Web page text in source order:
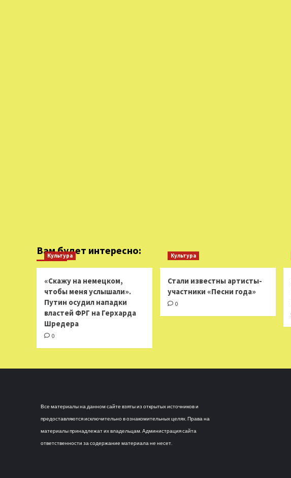
Вам будет интересно:
Культура
«Скажу на немецком,
чтобы меня услышали».
Путин осудил нападки
властей ФРГ на Герхарда
Шредера
0
Культура
Стали известны артисты-
участники «Песни года»
0
Все материалы на данном сайте взяты из открытых источников и
предоставляются исключительно в ознакомительных целях. Права на
материалы принадлежат их владельцам. Администрация сайта
ответственности за содержание материала не несет.